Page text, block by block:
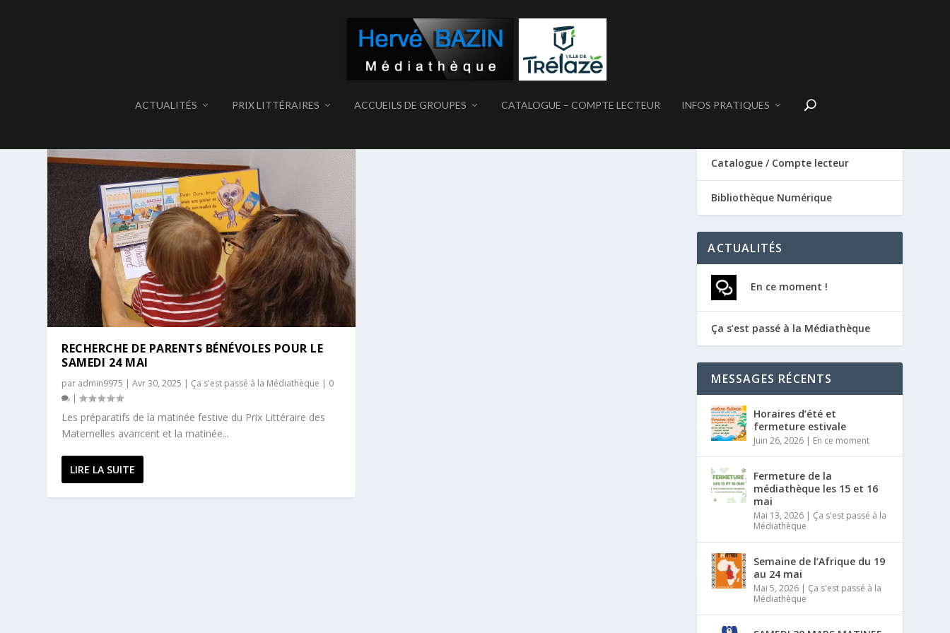
ACTUALITÉS PRIX LITTÉRAIRES ACCUEILS DE GROUPES CATALOGUE – COMPTE LECTEUR INFOS PRATIQUES
RECHERCHE DE PARENTS BÉNÉVOLES POUR LE
SAMEDI 24 MAI
par admin9975 |Avr 30, 2025 | Ça s'est passé à la Médiathèque | 0
|
Les préparatifs de la matinée festive du Prix Littéraire des
Maternelles avancent et la matinée...
LIRE LA SUITE
Catalogue / Compte lecteur
Bibliothèque Numérique
ACTUALITÉS
En ce moment !
Ça s’est passé à la Médiathèque
MESSAGES RÉCENTS
Horaires d’été et
fermeture estivale
Juin 26, 2026 | En ce moment
Fermeture de la
médiathèque les 15 et 16
mai
Mai 13, 2026 | Ça s'est passé à la
Médiathèque
Semaine de l’Afrique du 19
au 24 mai
Mai 5, 2026 | Ça s'est passé à la
Médiathèque